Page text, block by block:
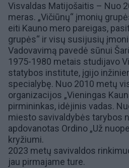
Visvaldas Matijošaitis – Nuo
meras. „Vičiūnų“ įmonių
eiti Kauno mero pareigas,
grupės“ ir visų susijusių
Vadovavimą pavedė sūnui
1975-1980 metais studijavo
statybos institute, įgijo
specialybę. Nuo 2010 metų
organizacijos „Vieningas
pirmininkas, idėjinis vadas.
miesto savivaldybės tarybos
apdovanotas Ordino „Už
kryžiumi.
2023 metų savivaldos
jau pirmajame ture.